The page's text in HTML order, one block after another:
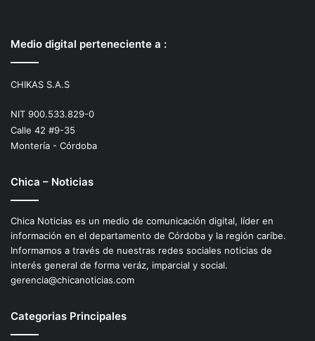
Medio digital perteneciente a :
CHIKAS S.A.S
NIT 900.533.829-0
Calle 42 #9-35
Montería - Córdoba
Chica – Noticias
Chica Noticias es un medio de comunicación digital, líder en
información en el departamento de Córdoba y la región caríbe.
Informamos a través de nuestras redes sociales noticias de
interés general de forma veráz, imparcial y social.
gerencia@chicanoticias.com
Categorias Principales